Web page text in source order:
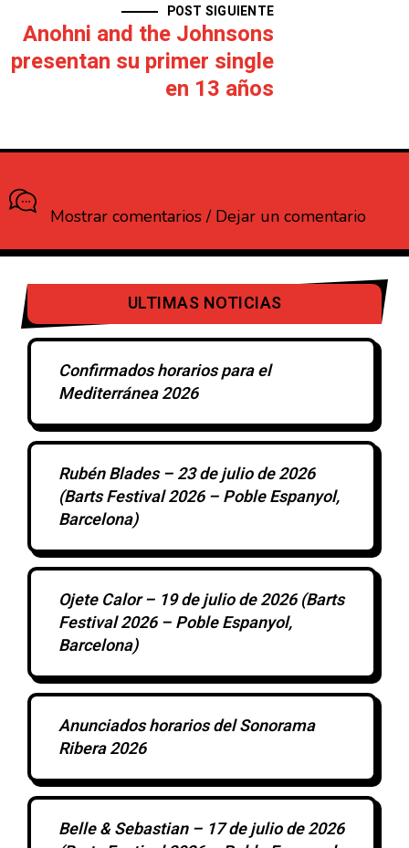
POST SIGUIENTE
Anohni and the Johnsons
presentan su primer single
en 13 años
Mostrar comentarios / Dejar un comentario
ULTIMAS NOTICIAS
Confirmados horarios para el
Mediterránea 2026
Rubén Blades – 23 de julio de 2026
(Barts Festival 2026 – Poble Espanyol,
Barcelona)
Ojete Calor – 19 de julio de 2026 (Barts
Festival 2026 – Poble Espanyol,
Barcelona)
Anunciados horarios del Sonorama
Ribera 2026
Belle & Sebastian – 17 de julio de 2026